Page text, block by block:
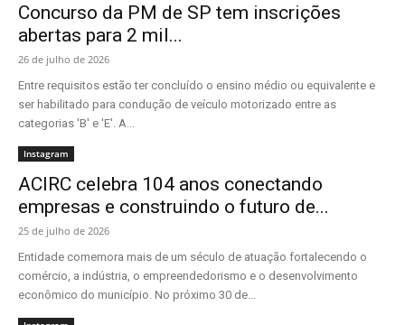
Concurso da PM de SP tem inscrições
abertas para 2 mil...
26 de julho de 2026
Entre requisitos estão ter concluído o ensino médio ou equivalente e
ser habilitado para condução de veículo motorizado entre as
categorias 'B' e 'E'. A...
Instagram
ACIRC celebra 104 anos conectando
empresas e construindo o futuro de...
25 de julho de 2026
Entidade comemora mais de um século de atuação fortalecendo o
comércio, a indústria, o empreendedorismo e o desenvolvimento
econômico do município. No próximo 30 de...